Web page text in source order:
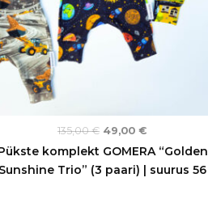
135,00€ 49,00 €
komplekt GOMERA “Golden
Sunshine Trio” (3 paari) | suurus 56